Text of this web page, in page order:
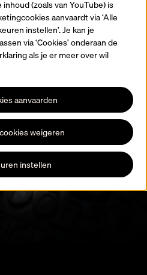
de homepagina
en blijf op de hoogte van alle
(zoals van YouTube) is
aanvaardt via ‘Alle
instellen’. Je kan je
via ‘Cookies’ onderaan de
als je er meer over wil
aanvaarden
weigeren
instellen